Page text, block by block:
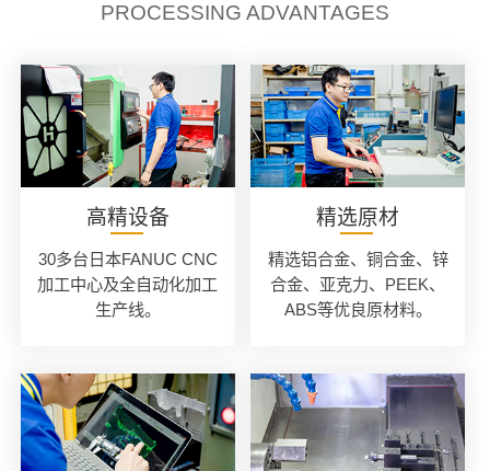
PROCESSING ADVANTAGES
高精设备
30多台日本FANUC CNC
加工中心及全自动化加工
生产线。
精选原材
精选铝合金、铜合金、锌
合金、亚克力、PEEK、
ABS等优良原材料。